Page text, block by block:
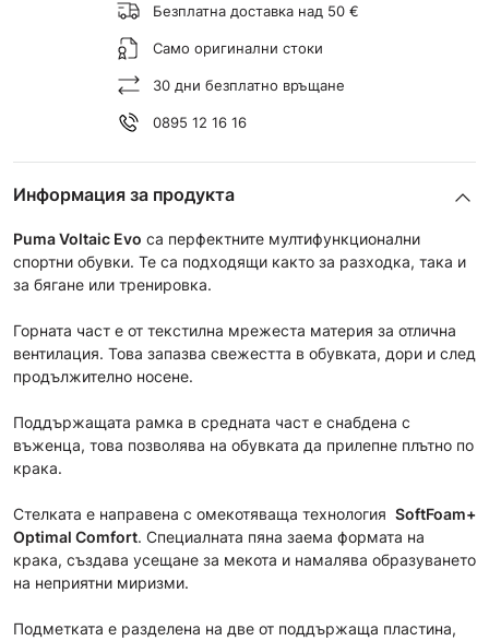
Безплатна доставка над 50 €
Само оригинални стоки
30 дни безплатно връщане
0895 12 16 16
Информация за продукта
Puma Voltaic Evo са перфектните мултифункционални
спортни обувки. Те са подходящи както за разходка, така и
за бягане или тренировка.
Горната част е от текстилна мрежеста материя за отлична
вентилация. Това запазва свежестта в обувката, дори и след
продължително носене.
Поддържащата рамка в средната част е снабдена с
въженца, това позволява на обувката да прилепне плътно по
крака.
Стелката е направена с омекотяваща технология SoftFoam+
Optimal Comfort. Специалната пяна заема формата на
крака, създава усещане за мекота и намалява образуването
на неприятни миризми.
Подметката е разделена на две от поддържаща пластина,